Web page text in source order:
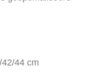
44 cm